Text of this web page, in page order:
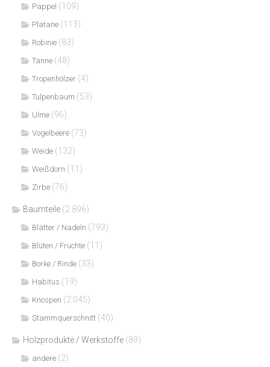
Pappel (109)
Platane (113)
Robinie (83)
Tanne (48)
Tropenhölzer (4)
Tulpenbaum (53)
Ulme (96)
Vogelbeere (73)
Weide (132)
Weißdorn (11)
Zirbe (76)
Baumteile (2.896)
Blätter / Nadeln (793)
Blüten / Früchte (11)
Borke / Rinde (33)
Habitus (19)
Knospen (2.045)
Stammquerschnitt (40)
Holzprodukte / Werkstoffe (89)
andere (2)